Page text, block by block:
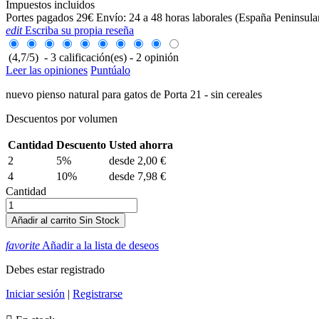
Impuestos incluidos
Portes pagados 29€ Envío: 24 a 48 horas laborales (España
editEscriba su propia reseña
(4,7/5) - 3 calificación(es) - 2 opinión
Leer las opiniones Puntúalo
nuevo pienso natural para gatos de Porta 21 - sin cereales
Descuentos por volumen
Cantidad Descuento Usted ahorra
2
5%
desde 2,00 €
4
10%
desde 7,98 €
Cantidad
Añadir al carrito Sin Stock
favorite Añadir a la lista de deseos
Debes estar registrado
Iniciar sesión | Registrarse